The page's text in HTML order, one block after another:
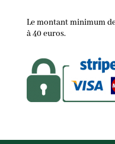
Le montant minimum
à 40 euros.